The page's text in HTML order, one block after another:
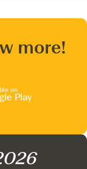
more!
on
Play